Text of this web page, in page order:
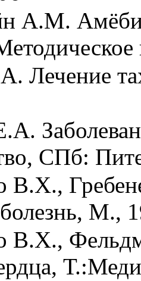
А.М.
Лечение
СПб:
В.X.,
М.,
В.Х.,